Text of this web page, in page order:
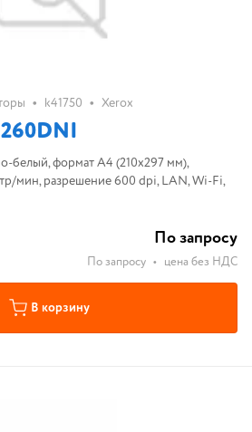
• k41750 • Xerox
белый, формат A4 (210x297 мм),
мин, разрешение 600 dpi, LAN, Wi-Fi,
По запросу
По запросу • цена без НДС
В корзину